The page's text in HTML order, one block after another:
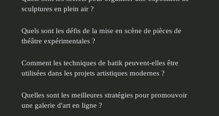
sculptures en plein air ?
Quels sont les défis de la mise en scène de pièces de
théâtre expérimentales ?
Comment les techniques de batik peuvent-elles être
utilisées dans les projets artistiques modernes ?
Quelles sont les meilleures stratégies pour promouvoir
une galerie d'art en ligne ?